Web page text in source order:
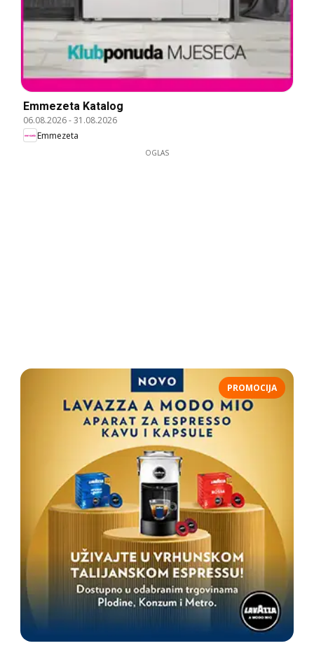
Emmezeta Katalog
06.08.2026-31.08.2026
Emmezeta
OGLAS
PROMOCIJA